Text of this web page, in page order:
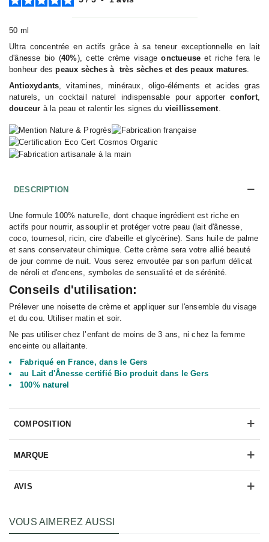
50 ml
Ultra concentrée en actifs grâce à sa teneur exceptionnelle en lait
d'ânesse bio (40%), cette crème visageonctueuse et riche fera le
bonheur despeaux sèches à très sèches et des peaux matures
Antioxydants , vitamines, minéraux, oligo-éléments et acides gras
naturels, un cocktail naturel indispensable pour apporterconfort,
douceur à la peau et ralentir les signes du vieillissement
DESCRIPTION
Une formule 100% naturelle, dont chaque ingrédient est riche en
actifs pour nourrir, assouplir et protéger votre peau (lait d'ânesse,
coco, tournesol, ricin, cire d'abeille et glycérine). Sans huile de palme
et sans conservateur chimique. Cette crème sera votre allié beauté
de jour comme de nuit. Vous serez envoutée par son parfum délicat
de néroli et d'encens, symboles de sensualité et de sérénité.
Conseils d'utilisation:
Prélever une noisette de crème et appliquer sur l'ensemble du visage
et du cou. Utiliser matin et soir.
Ne pas utiliser chez l’enfant de moins de 3 ans, ni chez la femme
enceinte ou allaitante.
Fabriqué en France, dans le Gers
au Lait d'Ânesse certifié Bio produit dans le Gers
100% naturel
COMPOSITION
MARQUE
AVIS
VOUS AIMEREZ AUSSI